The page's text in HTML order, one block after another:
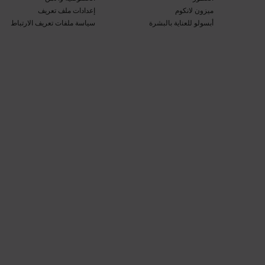
ميزون لانكوم​
أبسولو للعناية بالبشرة​
إعدادات ملف تعريف
سياسة ملفات تعريف الارتباط